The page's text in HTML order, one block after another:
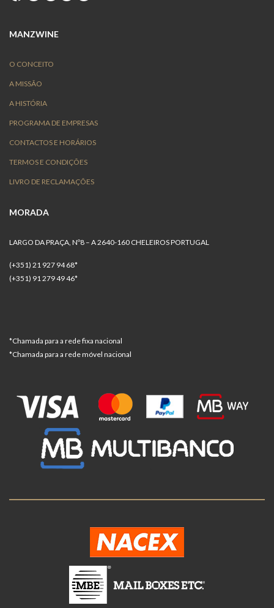
MANZWINE
O CONCEITO
A MISSÃO
A HISTÓRIA
PROGRAMA DE EMPRESAS
CONTACTOS E HORÁRIOS
TERMOS E CONDIÇÕES
LIVRO DE RECLAMAÇÕES
MORADA
LARGO DA PRAÇA, Nº8 – A 2640-160 CHELEIROS PORTUGAL
(+351) 21 927 94 68*
(+351) 91 279 49 46*
*Chamada para a rede fixa nacional
*Chamada para a rede móvel nacional